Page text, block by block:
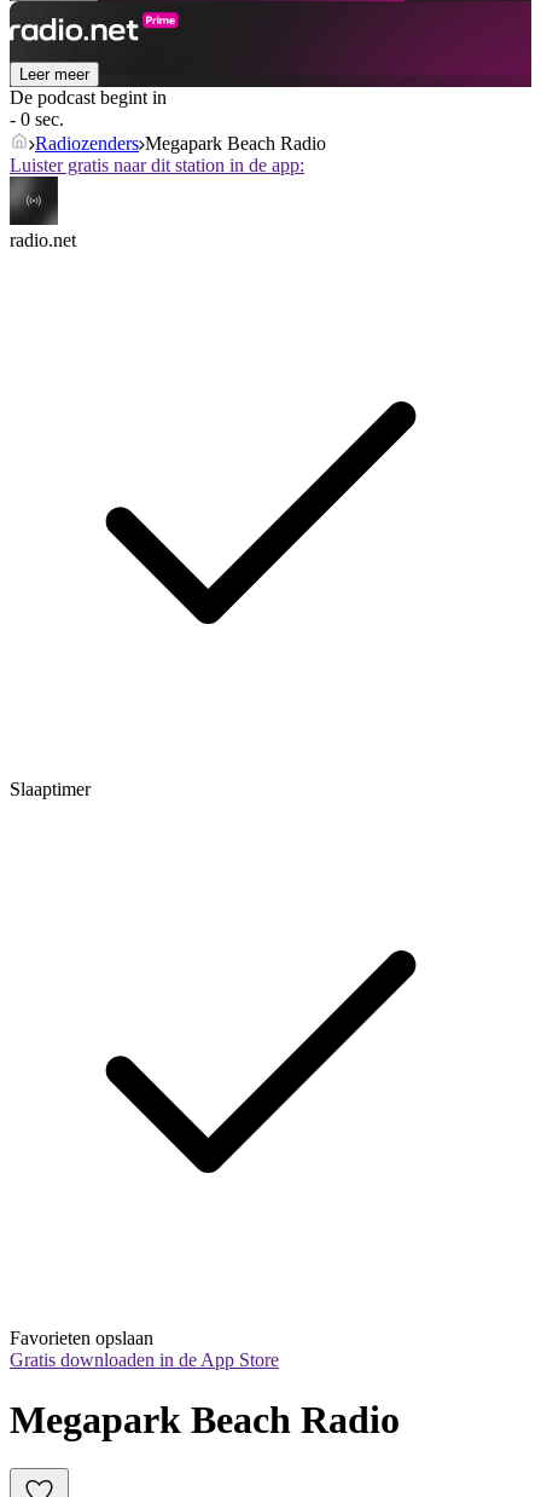
Leer meer
De podcast begint in
- 0 sec.
Radiozenders Megapark Beach Radio
Luister gratis naar dit station in de app:
radio.net
Slaaptimer
Favorieten opslaan
Gratis downloaden in de App Store
Megapark Beach Radio